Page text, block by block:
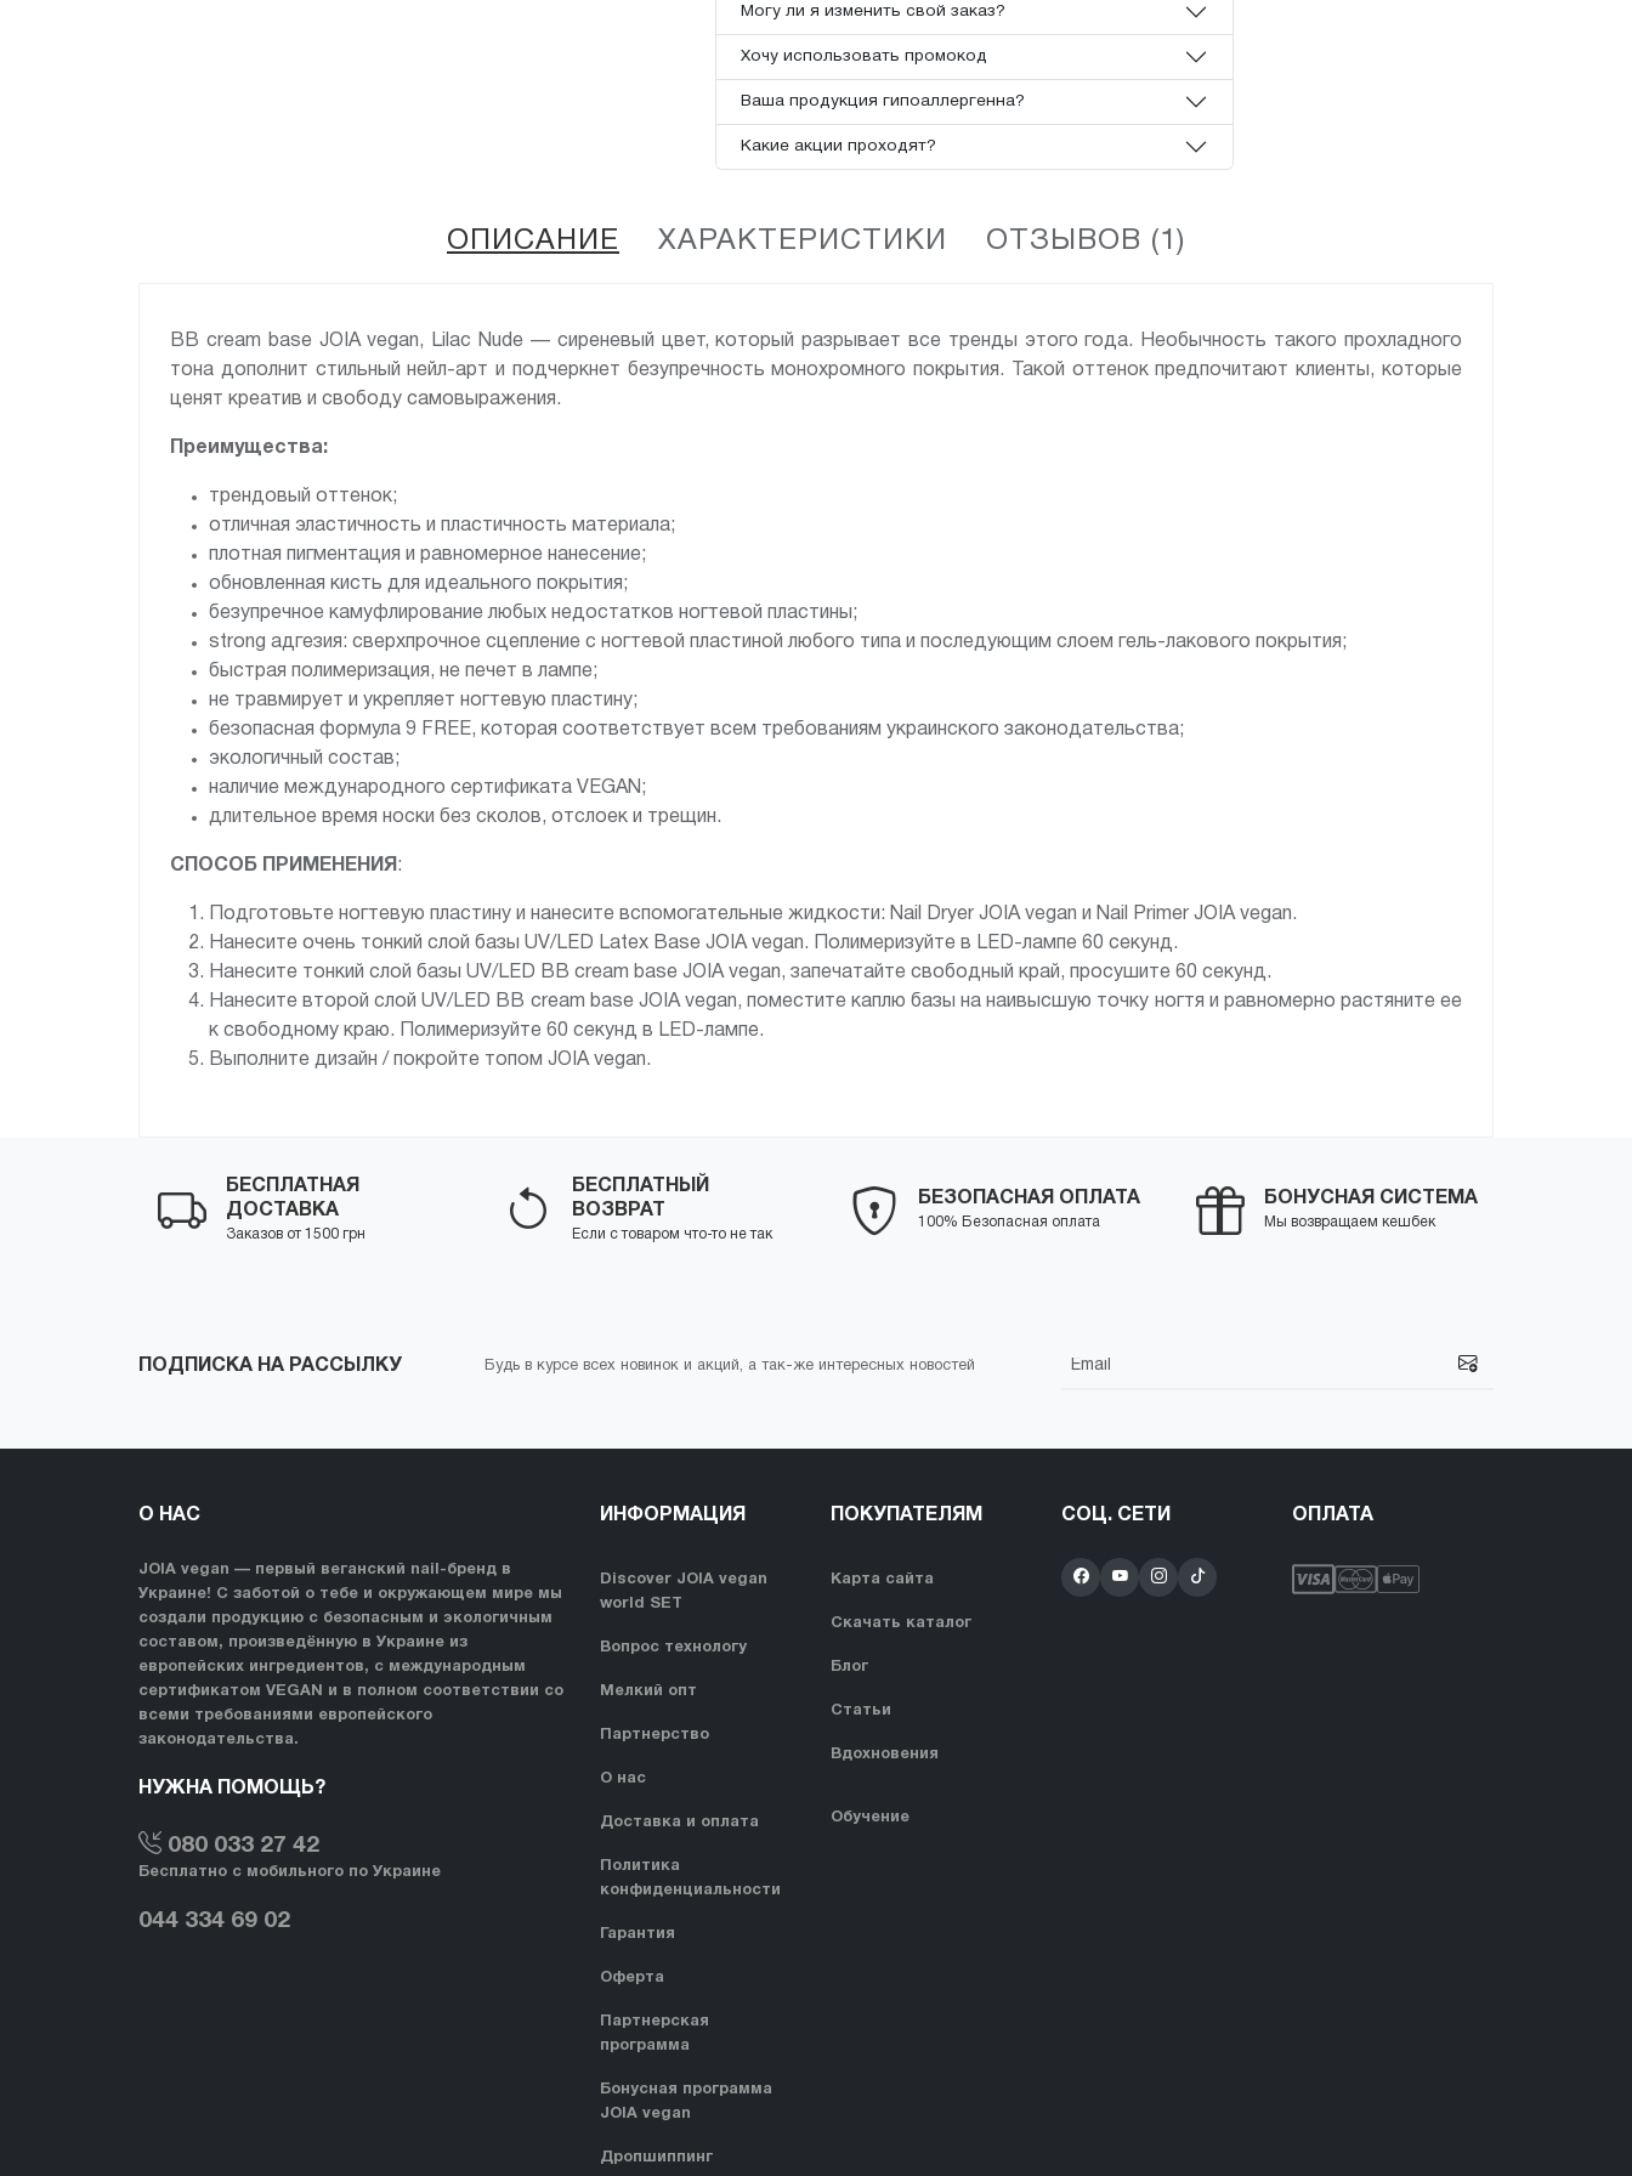
Могу ли я изменить свой заказ?
Хочу использовать промокод
Ваша продукция гипоаллергенна?
Какие акции проходят?
ОПИСАНИЕ ХАРАКТЕРИСТИКИ ОТЗЫВОВ (1)
BB cream base JOIA vegan, Lilac Nude — сиреневый цвет, который разрывает все тренды этого года. Необычность такого прохладного
тона дополнит стильный нейл-арт и подчеркнет безупречность монохромного покрытия. Такой оттенок предпочитают клиенты, которые
ценят креатив и свободу самовыражения.
Преимущества:
трендовый оттенок;
отличная эластичность и пластичность материала;
плотная пигментация и равномерное нанесение;
обновленная кисть для идеального покрытия;
безупречное камуфлирование любых недостатков ногтевой пластины;
strong адгезия: сверхпрочное сцепление с ногтевой пластиной любого типа и последующим слоем гель-лакового покрытия;
быстрая полимеризация, не печет в лампе;
не травмирует и укрепляет ногтевую пластину;
безопасная формула 9 FREE, которая соответствует всем требованиям украинского законодательства;
экологичный состав;
наличие международного сертификата VEGAN;
длительное время носки без сколов, отслоек и трещин.
СПОСОБ ПРИМЕНЕНИЯ :
Подготовьте ногтевую пластину и нанесите вспомогательные жидкости: Nail Dryer JOIA vegan и Nail Primer JOIA vegan.
Нанесите очень тонкий слой базы UV/LED Latex Base JOIA vegan. Полимеризуйте в LED-лампе 60 секунд.
Нанесите тонкий слой базы UV/LED BB cream base JOIA vegan, запечатайте свободный край, просушите 60 секунд.
Нанесите второй слой UV/LED BB cream base JOIA vegan, поместите каплю базы на наивысшую точку ногтя и равномерно растяните ее
к свободному краю. Полимеризуйте 60 секунд в LED-лампе.
Выполните дизайн / покройте топом JOIA vegan.
БЕСПЛАТНАЯ
ДОСТАВКА
Заказов от 1500 грн
БЕСПЛАТНЫЙ
ВОЗВРАТ
Если с товаром что-то не так
БЕЗОПАСНАЯ ОПЛАТА
100% Безопасная оплата
БОНУСНАЯ СИСТЕМА
Мы возвращаем кешбек
ПОДПИСКА НА РАССЫЛКУ Будь в курсе всех новинок и акций, а так-же интересных новостей
О НАС
JOIA vegan — первый веганский nail-бренд в
Украине! С заботой о тебе и окружающем мире мы
создали продукцию с безопасным и экологичным
составом, произведённую в Украине из
европейских ингредиентов, с международным
сертификатом VEGAN и в полном соответствии со
всеми требованиями европейского
законодательства.
НУЖНА ПОМОЩЬ?
080 033 27 42
Бесплатно с мобильного по Украине
044 334 69 02
ИНФОРМАЦИЯ
Discover JOIA vegan
world SET
Вопрос технологу
Мелкий опт
Партнерство
О нас
Доставка и оплата
Политика
конфиденциальности
Гарантия
Оферта
Партнерская
программа
Бонусная программа
JOIA vegan
Дропшиппинг
ПОКУПАТЕЛЯМ
Карта сайта
Скачать каталог
Блог
Статьи
Вдохновения
Обучение
СОЦ. СЕТИ ОПЛАТА